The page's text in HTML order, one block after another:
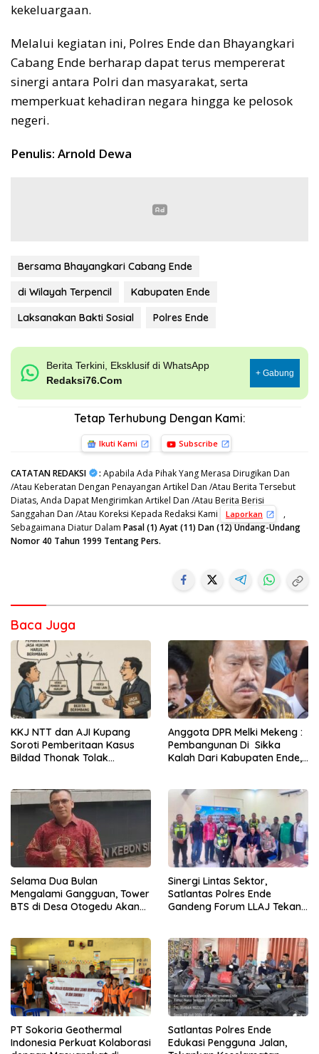
kekeluargaan.
Melalui kegiatan ini, Polres Ende dan Bhayangkari
Cabang Ende berharap dapat terus mempererat
sinergi antara Polri dan masyarakat, serta
memperkuat kehadiran negara hingga ke pelosok
negeri.
Penulis: Arnold Dewa
Bersama Bhayangkari Cabang Ende
di Wilayah Terpencil
Kabupaten Ende
Laksanakan Bakti Sosial
Polres Ende
Berita Terkini, Eksklusif di WhatsApp
Redaksi76.Com
+ Gabung
Tetap Terhubung Dengan Kami:
Ikuti Kami Subscribe
CATATAN REDAKSI : Apabila Ada Pihak Yang Merasa Dirugikan Dan
/Atau Keberatan Dengan Penayangan Artikel Dan /Atau Berita Tersebut
Diatas, Anda Dapat Mengirimkan Artikel Dan /Atau Berita Berisi
Sanggahan Dan /Atau Koreksi Kepada Redaksi Kami
Laporkan
,
Sebagaimana Diatur Dalam Pasal (1) Ayat (11) Dan (12) Undang-Undang
Nomor 40 Tahun 1999 Tentang Pers.
Baca Juga
KKJ NTT dan AJI Kupang
Soroti Pemberitaan Kasus
Bildad Thonak Tolak
Anggota DPR Melki Mekeng :
Pembangunan Di Sikka
Kalah Dari Kabupaten Ende,
Selama Dua Bulan
Mengalami Gangguan, Tower
BTS di Desa Otogedu Akan
Sinergi Lintas Sektor,
Satlantas Polres Ende
Gandeng Forum LLAJ Tekan
PT Sokoria Geothermal
Indonesia Perkuat Kolaborasi
Satlantas Polres Ende
Edukasi Pengguna Jalan,